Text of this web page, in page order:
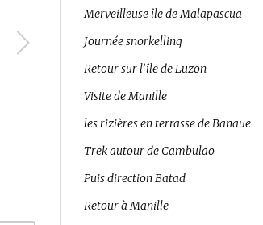
Merveilleuse île de Malapascua
Journée snorkelling
Retour sur l’île de Luzon
Visite de Manille
les rizières en terrasse de Banaue
Trek autour de Cambulao
Puis direction Batad
Retour à Manille